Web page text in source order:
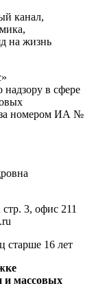
канал,
на жизнь
надзору в сфере
за номером ИА №
3, офис 211
старше 16 лет
и массовых